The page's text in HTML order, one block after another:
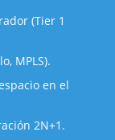
(Tier 1
MPLS).
en el
2N+1.